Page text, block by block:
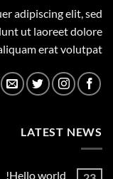
adipiscing elit, sed
ut laoreet dolore
erat volutpat.
LATEST NEWS
Hello world!